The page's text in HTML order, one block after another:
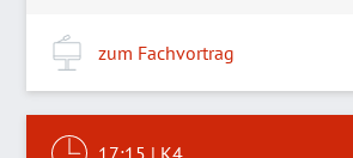
zum Fachvortrag
17:15 | K4